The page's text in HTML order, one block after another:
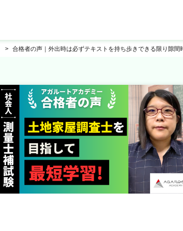
合格者の声｜外出時は必ずテキストを持ち歩きできる限り隙間